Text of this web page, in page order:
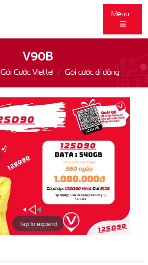
Menu
V90B
Gói Cước Viettel Gói cước di động
Tap to expand